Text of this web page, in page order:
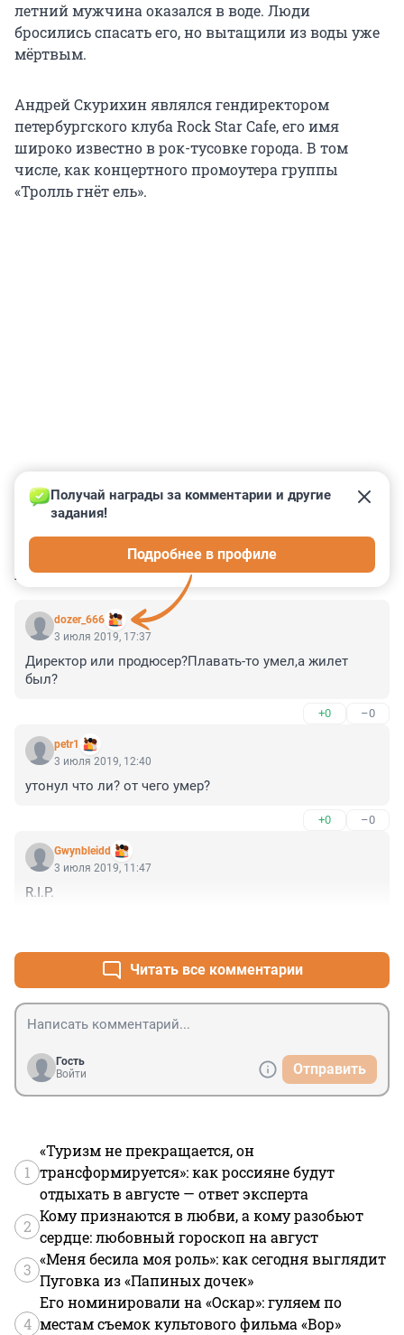
летний мужчина оказался в воде. Люди
бросились спасать его, но вытащили из воды уже
мёртвым.
Андрей Скурихин являлся гендиректором
петербургского клуба Rock Star Cafe, его имя
широко известно в рок-тусовке города. В том
числе, как концертного промоутера группы
«Тролль гнёт ель».
КОММЕНТАРИИ 3
dozer_666
Получай награды за комментарии и другие
задания!
Подробнее в профиле
3 июля 2019, 17:37
Директор или продюсер?Плавать-то умел,а жилет
был?
+0 –0
petr1
3 июля 2019, 12:40
утонул что ли? от чего умер?
+0 –0
Gwynbleidd
3 июля 2019, 11:47
R.I.P.
Читать все комментарии
Гость
Войти
Отправить
1
«Туризм не прекращается, он
трансформируется»: как россияне будут
отдыхать в августе — ответ эксперта
2
Кому признаются в любви, а кому разобьют
сердце: любовный гороскоп на август
3
«Меня бесила моя роль»: как сегодня выглядит
Пуговка из «Папиных дочек»
4
Его номинировали на «Оскар»: гуляем по
местам съемок культового фильма «Вор»